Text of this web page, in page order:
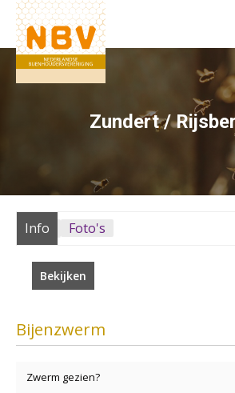
Zundert /
Info Foto's
Bekijken
Bijenzwerm
Zwerm gezien?